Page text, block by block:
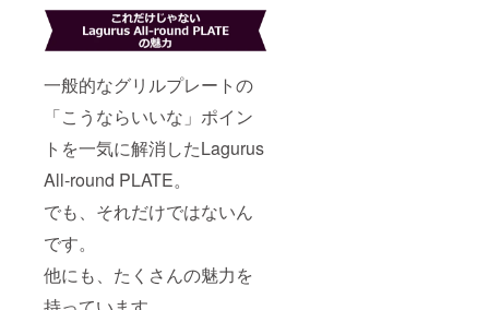
一般的なグリルプレートの
「こうならいいな」ポイン
トを一気に解消したLagurus
All‐round PLATE。
でも、それだけではないん
です。
他にも、たくさんの魅力を